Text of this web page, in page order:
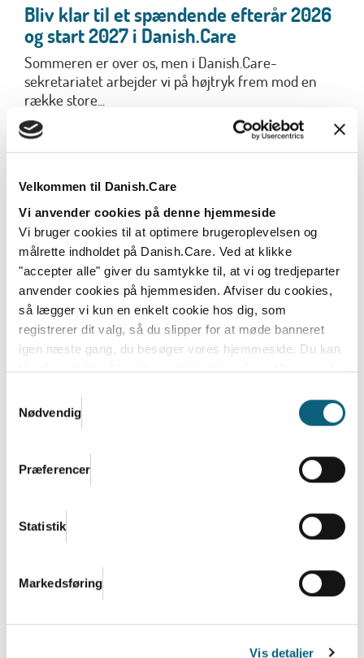
Velkommen til Danish.Care
Vi anvender cookies på denne hjemmeside
Vi bruger cookies til at optimere brugeroplevelsen og
målrette indholdet på Danish.Care. Ved at klikke
"accepter alle" giver du samtykke til, at vi og tredjeparter
anvender cookies på hjemmesiden. Afviser du cookies,
så lægger vi kun en enkelt cookie hos dig, som
registrerer dit valg, så du slipper for at møde banneret
igen næste gang, du besøger vores hjemmeside. Du kan
til enhver tid trække dit samtykke til cookies tilbage ved
Danish.Cares privatlivs- og cookiepolitik
Nødvendig
Præferencer
Statistik
Markedsføring
Vis detaljer
Bliv klar til et spændende efterår 2026
og start 2027 i Danish.Care
Sommeren er over os, men i Danish.Care-
sekretariatet arbejder vi på højtryk frem mod en
række store...
Læs mere
Debatindlæg: Flere raske år kræver en
regeringsgrundlaget
ét spørgsmål være uomgængeligt: Hvordan sørger
vi...
Læs mere